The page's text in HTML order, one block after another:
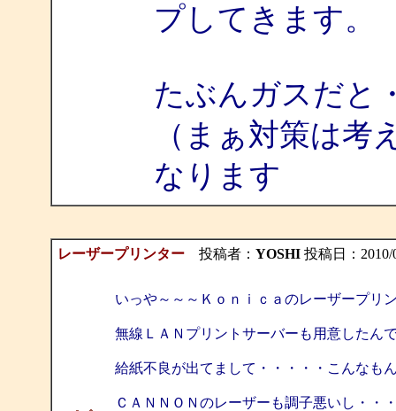
プしてきます。
たぶんガスだと
（まぁ対策は考
なります
レーザープリンター投稿者： YOSHI投稿日：2010/
いっや～～～Ｋｏｎｉｃａのレーザープリ
無線ＬＡＮプリントサーバーも用意したん
給紙不良が出てまして・・・・・こんな
ＣＡＮＮＯＮのレーザーも調子悪いし・・